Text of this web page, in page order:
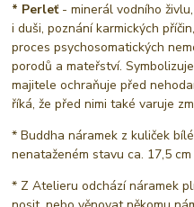
* Perleť- minerál vodního
i duši, poznání karmických
proces psychosomatických
porodů a mateřství.
majitele ochraňuje před
říká, že před nimi také varuje
* Buddha náramek z kuliček
nenataženém stavu ca. 17,5 cm
* Z Atelieru odchází náramek